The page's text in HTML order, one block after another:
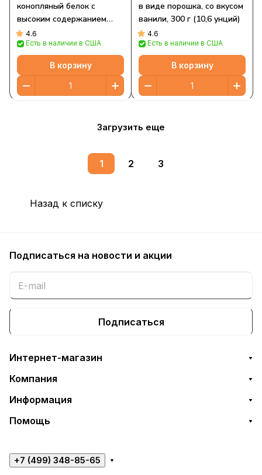
конопляный белок с
высоким содержанием
клетчатки, 3 фунта (1,36
кг)
4.6
Есть в наличии в США
В корзину
в виде порошка, со вкусом
ванили, 300 г (10,6 унций)
4.6
Есть в наличии в США
В корзину
Загрузить еще
1 2 3
Назад к списку
Подписаться на новости и акции
Подписаться
Интернет-магазин
Компания
Информация
Помощь
+7 (499) 348-85-65